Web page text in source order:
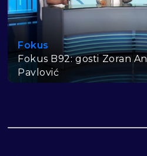
Fokus
Fokus B92: gosti Zoran
Pavlović